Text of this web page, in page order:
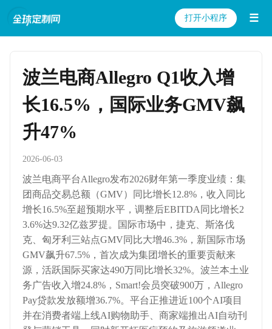
打开小程序 ☰
波兰电商Allegro Q1收入增
长16.5%，国际业务GMV飙
升47%
2026-06-03
波兰电商平台Allegro发布2026财年第一季度业绩：集
团商品交易总额（GMV）同比增长12.8%，收入同比
增长16.5%至超预期水平，调整后EBITDA同比增长2
3.6%达9.32亿兹罗提。国际市场中，捷克、斯洛伐
克、匈牙利三站点GMV同比大增46.3%，新国际市场
GMV飙升67.5%，首次成为集团增长的重要贡献来
源，活跃国际买家达490万同比增长32%。波兰本土业
务广告收入增24.8%，Smart!会员突破900万，Allegro
Pay贷款发放额增36.7%。平台正推进近100个AI项目
并在消费者端上线AI购物助手、商家端推出AI自动刊